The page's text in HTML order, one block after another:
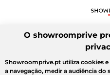
O showroomprive
Showroomprive.pt utiliza cookies e
a navegação, medir a audiência do